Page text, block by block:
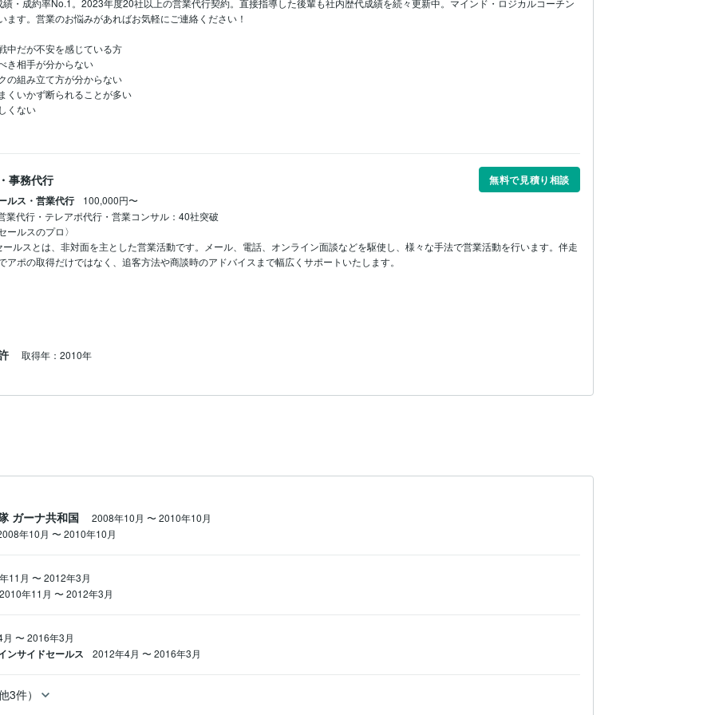
・成約率No.1。2023年度20社以上の営業代行契約。直接指導した後輩も社内歴代成績を続々更新中。マインド・ロジカルコーチン
ます。営業のお悩みがあればお気軽にご連絡ください！
中だが不安を感じている方
き相手が分からない
の組み立て方が分からない
くいかず断られることが多い
くない
事務代行
無料で見積り相談
ルス・営業代行
100,000円〜
代行・テレアポ代行・営業コンサル：40社突破
ールスのプロ〉
ルスとは、非対面を主とした営業活動です。メール、電話、オンライン面談などを駆使し、様々な手法で営業活動を行います。伴走
アポの取得だけではなく、追客方法や商談時のアドバイスまで幅広くサポートいたします。
取得年：2010年
ガーナ共和国 2008年10月 〜2010年10月
年10月 〜2010年10月
11月 〜2012年3月
2010年11月 〜2012年3月
〜2016年3月
ンサイドセールス 2012年4月 〜2016年3月
3件）